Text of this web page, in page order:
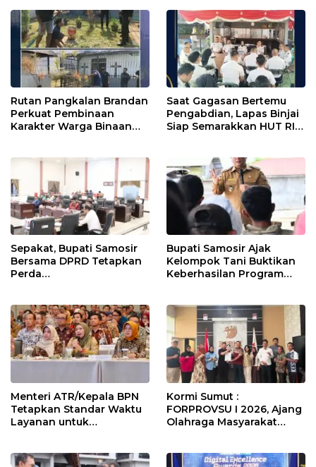
Rutan Pangkalan Brandan
Perkuat Pembinaan
Karakter Warga Binaan
Saat Gagasan Bertemu
Pengabdian, Lapas Binjai
Siap Semarakkan HUT RI
Sepakat, Bupati Samosir
Bersama DPRD Tetapkan
Perda
Pengelolaan Sampah
Bupati Samosir Ajak
Kelompok Tani Buktikan
Keberhasilan Program
Disalurkan
Menteri ATR/Kepala BPN
Tetapkan Standar Waktu
Layanan untuk
Kormi Sumut :
FORPROVSU I 2026, Ajang
Olahraga Masyarakat
October 2026